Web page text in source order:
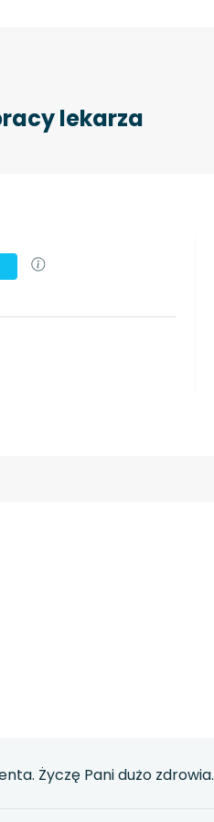
lekarza
Życzę Pani dużo zdrowia.